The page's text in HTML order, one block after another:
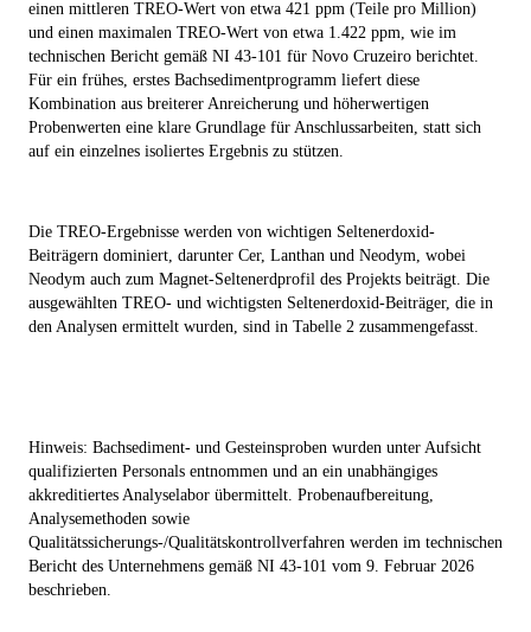
einen mittleren TREO-Wert von etwa 421 ppm (Teile pro Million)
und einen maximalen TREO-Wert von etwa 1.422 ppm, wie im
technischen Bericht gemäß NI 43-101 für Novo Cruzeiro berichtet.
Für ein frühes, erstes Bachsedimentprogramm liefert diese
Kombination aus breiterer Anreicherung und höherwertigen
Probenwerten eine klare Grundlage für Anschlussarbeiten, statt sich
auf ein einzelnes isoliertes Ergebnis zu stützen.
Die TREO-Ergebnisse werden von wichtigen Seltenerdoxid-
Beiträgern dominiert, darunter Cer, Lanthan und Neodym, wobei
Neodym auch zum Magnet-Seltenerdprofil des Projekts beiträgt. Die
ausgewählten TREO- und wichtigsten Seltenerdoxid-Beiträger, die in
den Analysen ermittelt wurden, sind in Tabelle 2 zusammengefasst.
Hinweis: Bachsediment- und Gesteinsproben wurden unter Aufsicht
qualifizierten Personals entnommen und an ein unabhängiges
akkreditiertes Analyselabor übermittelt. Probenaufbereitung,
Analysemethoden sowie
Qualitätssicherungs-/Qualitätskontrollverfahren werden im technischen
Bericht des Unternehmens gemäß NI 43-101 vom 9. Februar 2026
beschrieben.